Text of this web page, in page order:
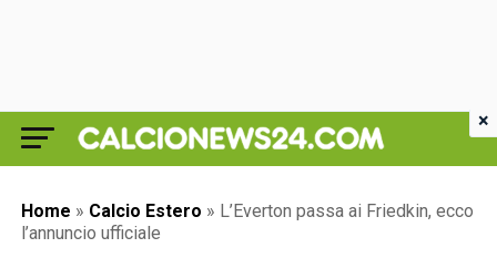
Home » Calcio Estero » L’Everton passa ai Friedkin, ecco
l’annuncio ufficiale
×